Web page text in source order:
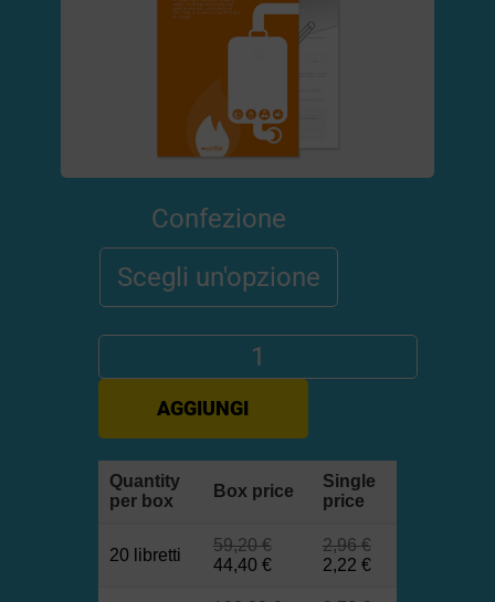
Quantity
per box
Box price
Single
price
20 libretti
59,20€
44,40 €
2,96€
2,22 €
Confezione
AGGIUNGI